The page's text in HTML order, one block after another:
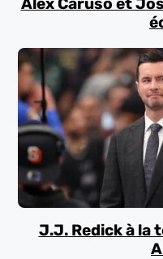
J.J. Redick à la